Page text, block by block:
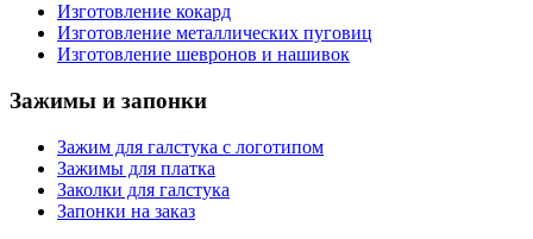
Изготовление кокард
Изготовление металлических пуговиц
Изготовление шевронов и нашивок
Зажимы и запонки
Зажим для галстука с логотипом
Зажимы для платка
Заколки для галстука
Запонки на заказ